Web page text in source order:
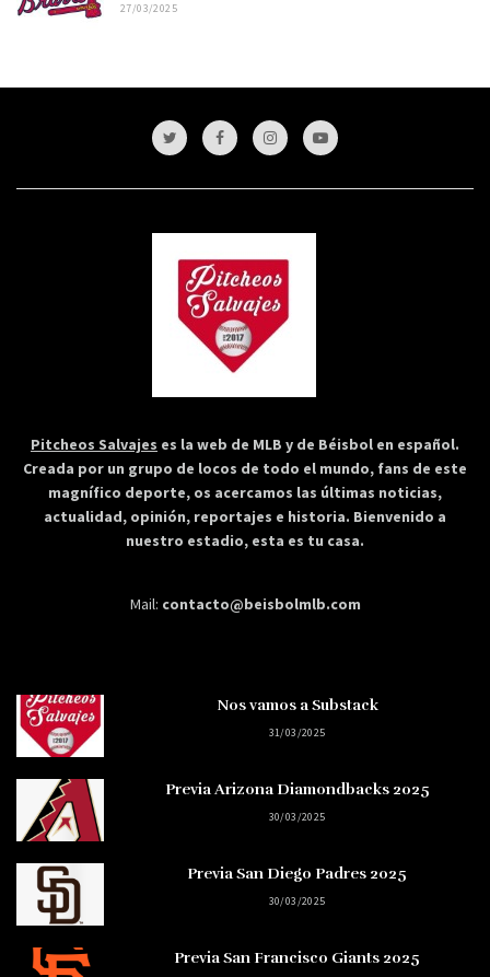
27/03/2025
Pitcheos Salvajes es la web de MLB y de Béisbol en español.
Creada por un grupo de locos de todo el mundo, fans de este
magnífico deporte, os acercamos las últimas noticias,
actualidad, opinión, reportajes e historia. Bienvenido a
nuestro estadio, esta es tu casa.
Mail: contacto@beisbolmlb.com
Nos vamos a Substack
31/03/2025
Previa Arizona Diamondbacks 2025
30/03/2025
Previa San Diego Padres 2025
30/03/2025
Previa San Francisco Giants 2025